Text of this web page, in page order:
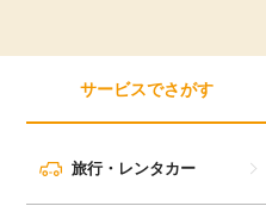
サービスでさがす
旅行・レンタカー